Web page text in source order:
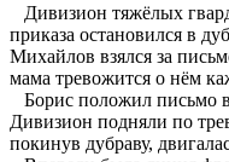
Дивизион тяжёлых
приказа остановился в
Михайлов взялся за
мама тревожится о нём
Борис положил письмо
Дивизион подняли по
покинув дубраву,